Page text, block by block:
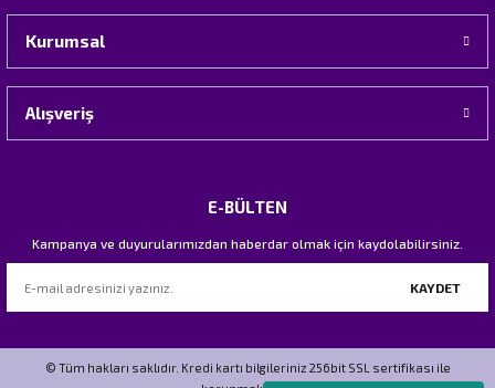
Kurumsal
Alışveriş
E-BÜLTEN
Kampanya ve duyurularımızdan haberdar olmak için kaydolabilirsiniz.
KAYDET
© Tüm hakları saklıdır. Kredi kartı bilgileriniz 256bit SSL sertifikası ile